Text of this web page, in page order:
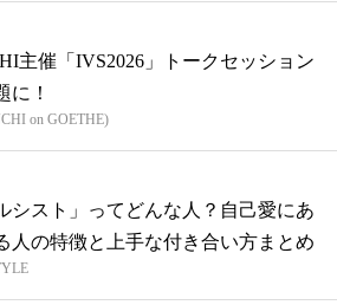
主催「IVS2026」トークセッション
に！
on GOETHE)
シスト」ってどんな人？自己愛にあ
人の特徴と上手な付き合い方まとめ